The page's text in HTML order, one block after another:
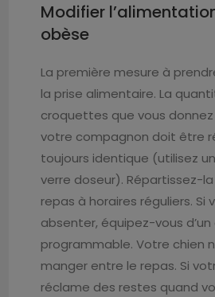
Modifier
obèse
La première mesure à
la prise alimentaire. La
croquettes que vous
votre compagnon doit être
toujours identique (utilisez
verre doseur). Répartissez-
repas à horaires réguliers. Si
absenter, équipez-vous
programmable. Votre chien
manger entre le repas. Si
réclame des restes quand